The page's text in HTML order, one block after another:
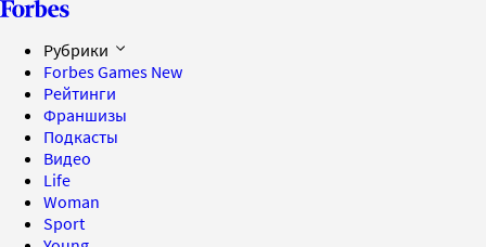
Рубрики
Forbes Games New
Рейтинги
Франшизы
Подкасты
Видео
Life
Woman
Sport